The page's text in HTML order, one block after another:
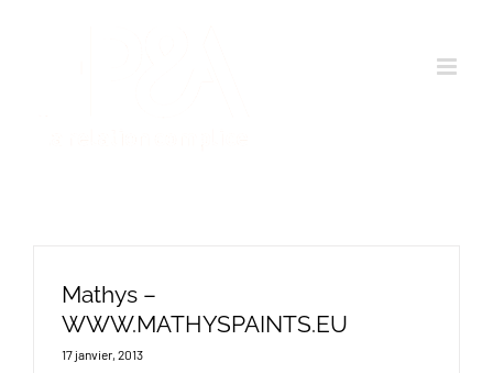
Mathys –
WWW.MATHYSPAINTS.EU
17 janvier, 2013